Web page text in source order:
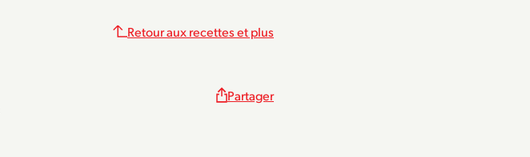
Retour aux recettes et plus
Partager